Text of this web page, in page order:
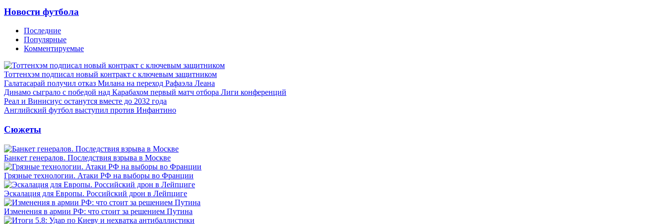
Новости футбола
Последние
Популярные
Комментируемые
Тоттенхэм подписал новый контракт с ключевым защитником
Галатасарай получил отказ Милана на переход Рафаэла Леана
Динамо сыграло с победой над Карабахом первый матч отбора Лиги конференций
Реал и Винисиус останутся вместе до 2032 года
Английский футбол выступил против Инфантино
Сюжеты
Банкет генералов. Последствия взрыва в Москве
Грязные технологии. Атаки РФ на выборы во Франции
Эскалация для Европы. Российский дрон в Лейпциге
Изменения в армии РФ: что стоит за решением Путина